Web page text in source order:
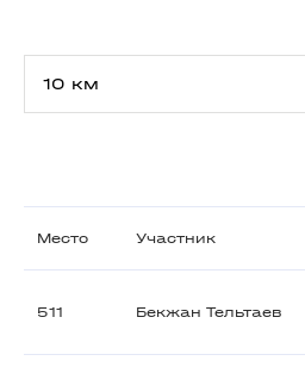
Место Участник
511 Бекжан Тельтаев